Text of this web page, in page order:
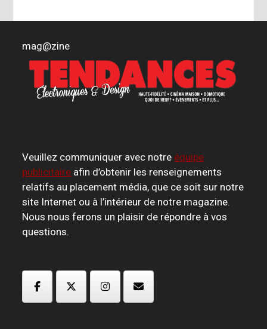
mag@zine
Veuillez communiquer avec notre équipe
publicitaire afin d’obtenir les renseignements
relatifs au placement média, que ce soit sur notre
site Internet ou à l’intérieur de notre magazine.
Nous nous ferons un plaisir de répondre à vos
questions.